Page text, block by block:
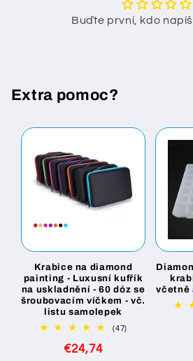
Buďte první, kdo
Extra pomoc?
Krabice na diamond
painting - Luxusní kufřík
na uskladnění - 60 dóz se
šroubovacím víčkem - vč.
listu samolepek
(47)
Běžná
€24,74
včetně